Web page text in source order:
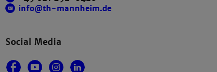
info@th-mannheim.de
Social Media